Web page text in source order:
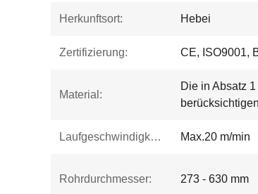
Herkunftsort: Hebei
Zertifizierung: CE, ISO9001,
Material:
Die in Absatz
Laufgeschwindigkeit: Max.20 m/min
Rohrdurchmesser: 273 - 630 mm